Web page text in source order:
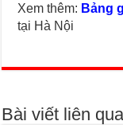
Xem thêm: Bảng
tại Hà Nội
Bài viết liên